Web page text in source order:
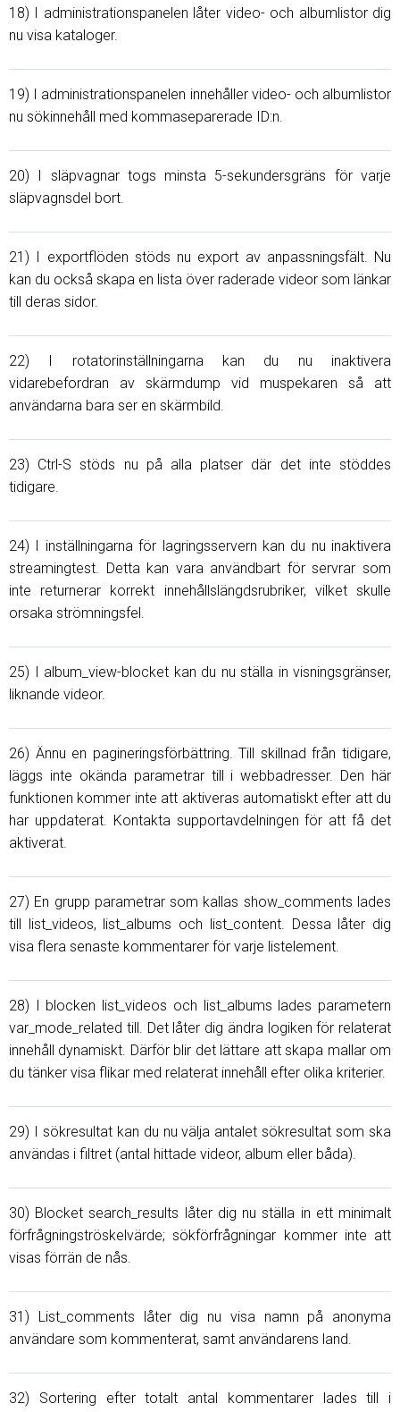
18) I administrationspanelen låter video- och albumlistor dig
nu visa kataloger.
19) I administrationspanelen innehåller video- och albumlistor
nu sökinnehåll med kommaseparerade ID:n.
20) I släpvagnar togs minsta 5-sekundersgräns för varje
släpvagnsdel bort.
21) I exportflöden stöds nu export av anpassningsfält. Nu
kan du också skapa en lista över raderade videor som länkar
till deras sidor.
22) I rotatorinställningarna kan du nu inaktivera
vidarebefordran av skärmdump vid muspekaren så att
användarna bara ser en skärmbild.
23) Ctrl-S stöds nu på alla platser där det inte stöddes
tidigare.
24) I inställningarna för lagringsservern kan du nu inaktivera
streamingtest. Detta kan vara användbart för servrar som
inte returnerar korrekt innehållslängdsrubriker, vilket skulle
orsaka strömningsfel.
25) I album_view-blocket kan du nu ställa in visningsgränser,
liknande videor.
26) Ännu en pagineringsförbättring. Till skillnad från tidigare,
läggs inte okända parametrar till i webbadresser. Den här
funktionen kommer inte att aktiveras automatiskt efter att du
har uppdaterat. Kontakta supportavdelningen för att få det
aktiverat.
27) En grupp parametrar som kallas show_comments lades
till list_videos, list_albums och list_content. Dessa låter dig
visa flera senaste kommentarer för varje listelement.
28) I blocken list_videos och list_albums lades parametern
var_mode_related till. Det låter dig ändra logiken för relaterat
innehåll dynamiskt. Därför blir det lättare att skapa mallar om
du tänker visa flikar med relaterat innehåll efter olika kriterier.
29) I sökresultat kan du nu välja antalet sökresultat som ska
användas i filtret (antal hittade videor, album eller båda).
30) Blocket search_results låter dig nu ställa in ett minimalt
förfrågningströskelvärde; sökförfrågningar kommer inte att
visas förrän de nås.
31) List_comments låter dig nu visa namn på anonyma
användare som kommenterat, samt användarens land.
32) Sortering efter totalt antal kommentarer lades till i